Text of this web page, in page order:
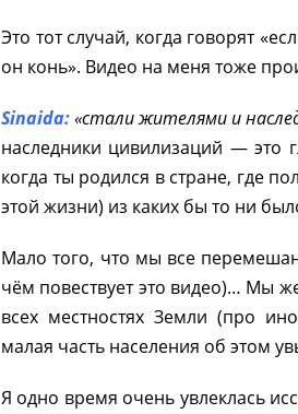
Это тот случай, когда говорят
он конь». Видео на меня тоже
Sinaida:«стали жителями и
наследники цивилизаций — это
когда ты родился в стране, где
этой жизни) из каких бы то ни
Мало того, что мы все
чём повествует это видео)… Мы
всех местностях Земли (про
малая часть населения об этом
Я одно время очень увлеклась